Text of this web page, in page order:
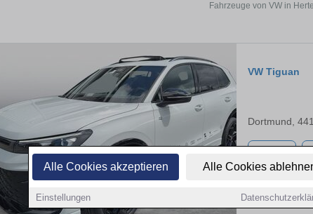
Alle Cookies akzeptieren Alle Cookies
Einstellungen
Fahrzeuge von VW in
VW Tiguan
Dortmund,